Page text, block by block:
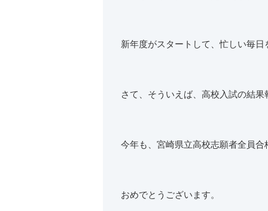
新年度がスタートして、忙しい毎日
さて、そういえば、高校入試の結果
今年も、宮崎県立高校志願者全員合
おめでとうございます。